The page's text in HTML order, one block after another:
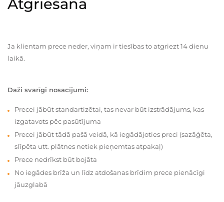
Atgriešana
Ja klientam prece neder, viņam ir tiesības to atgriezt 14 dienu
laikā.
Daži svarīgi nosacījumi:
Precei jābūt standartizētai, tas nevar būt izstrādājums, kas
izgatavots pēc pasūtījuma
Precei jābūt tādā pašā veidā, kā iegādājoties preci (sazāģēta,
slīpēta utt. plātnes netiek pieņemtas atpakaļ)
Prece nedrīkst būt bojāta
No iegādes brīža un līdz atdošanas brīdim prece pienācīgi
jāuzglabā